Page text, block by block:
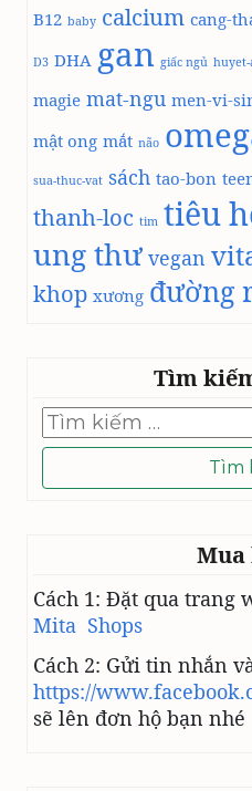
G
N
À
U
G
H
Ư
Ú
U
Đ
A
I
R
Ò
C
B12 baby calcium cang-
D3 DHA gan giấc ngủ huyet-
magie mat-ngu men-vi-
mật ong mắt não
sua-thuc-vat sách tao-bon
thanh-loc tim tiêu
ung thư vegan
khop xương đường
Tìm
Tìm
kiếm
cho:
Mua
Cách 1: Đặt qua trang
Mita Shops
Cách 2: Gửi tin nhắn
https://
sẽ lên đơn hộ bạn nhé